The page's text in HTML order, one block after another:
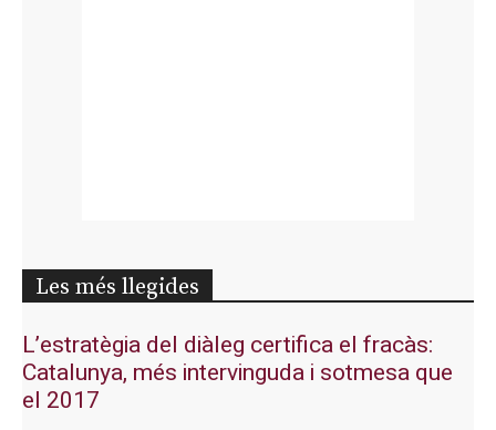
Les més llegides
L’estratègia del diàleg certifica el fracàs:
Catalunya, més intervinguda i sotmesa que
el 2017